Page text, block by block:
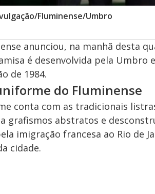
Fluminense/Umbro
anunciou, na manhã desta
é desenvolvida pela
de 1984.
do Fluminense
conta com as tradicionais
grafismos abstratos e
imigração francesa ao Rio de
cidade.